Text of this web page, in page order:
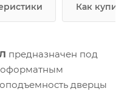
Как купить
предназначен под
дверцы